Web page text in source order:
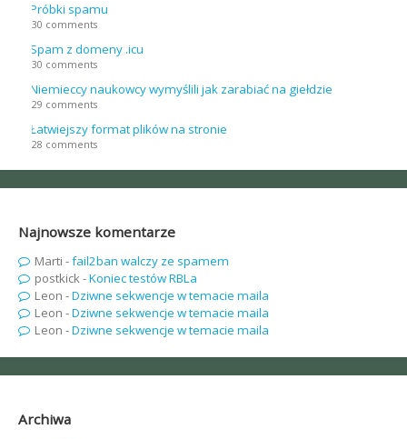
Próbki spamu
30 comments
Spam z domeny .icu
30 comments
Niemieccy naukowcy wymyślili jak zarabiać na giełdzie
29 comments
Łatwiejszy format plików na stronie
28 comments
Najnowsze komentarze
Marti -fail2ban walczy ze spamem
postkick-Koniec testów RBLa
Leon -Dziwne sekwencje w temacie maila
Leon -Dziwne sekwencje w temacie maila
Leon -Dziwne sekwencje w temacie maila
Archiwa